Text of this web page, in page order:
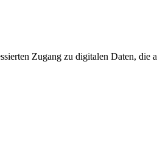
Zugang zu digitalen Daten, die